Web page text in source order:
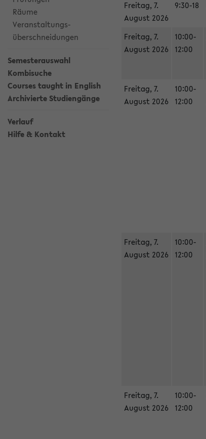
Räume
Veranstaltungs-
überschneidungen
Semesterauswahl
Kombisuche
Courses taught in English
Archivierte Studiengänge
Verlauf
Hilfe & Kontakt
Freitag, 7.
August 2026
9:30-18
Freitag, 7.
August 2026
10:00-
12:00
Freitag, 7.
August 2026
10:00-
12:00
Freitag, 7.
August 2026
10:00-
12:00
Freitag, 7.
August 2026
10:00-
12:00